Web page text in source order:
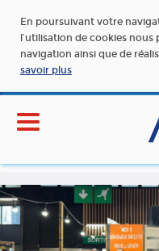
En poursuivant votre
l’utilisation de cookies
navigation ainsi que de
savoir plus